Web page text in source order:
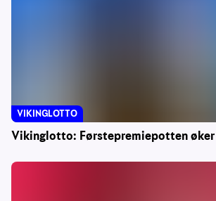
Vikinglotto: Førstepremiepotten
VIKINGLOTTO